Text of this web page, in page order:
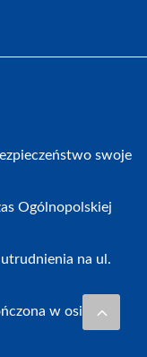
swoje
Ogólnopolskiej
na ul.
w osiedlu